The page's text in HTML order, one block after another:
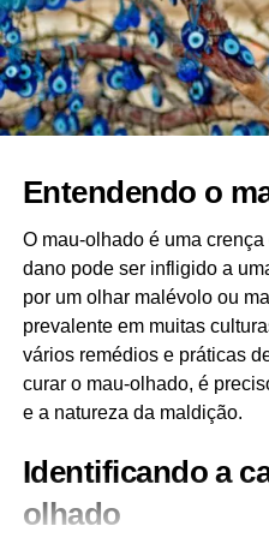
Na astrologia cabalística,
assim como na astrologia
interpretação desses
influenciados pelos
significados
Carneiro
Áries (21 de março a 19 de
associado à sefira de
Cabala. Este signo é regido
coragem, paixão e energia.
este signo são líderes
Touro
Touro (20 de abril a 20 de
Entendendo o
O mau-olhado é uma
dano pode ser infligido a
por um olhar malévolo ou
prevalente em muitas
vários remédios e práticas
curar o mau-olhado, é
e a natureza da maldição.
Identificando a
olhado